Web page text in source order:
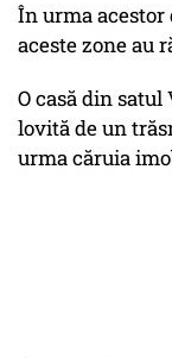
În urma acestor
aceste zone au
O casă din satul
lovită de un
urma căruia